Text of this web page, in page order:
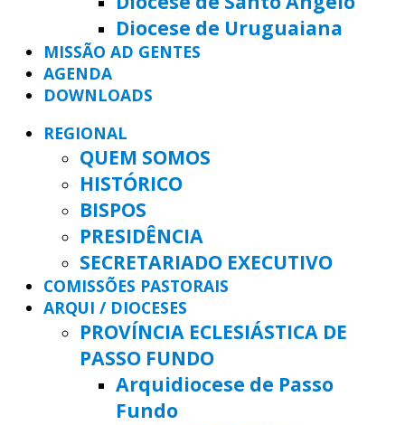
Diocese de Uruguaiana
MISSÃO AD GENTES
AGENDA
DOWNLOADS
REGIONAL
QUEM SOMOS
HISTÓRICO
BISPOS
PRESIDÊNCIA
SECRETARIADO EXECUTIVO
COMISSÕES PASTORAIS
ARQUI / DIOCESES
PROVÍNCIA ECLESIÁSTICA DE
PASSO FUNDO
Arquidiocese de Passo
Fundo